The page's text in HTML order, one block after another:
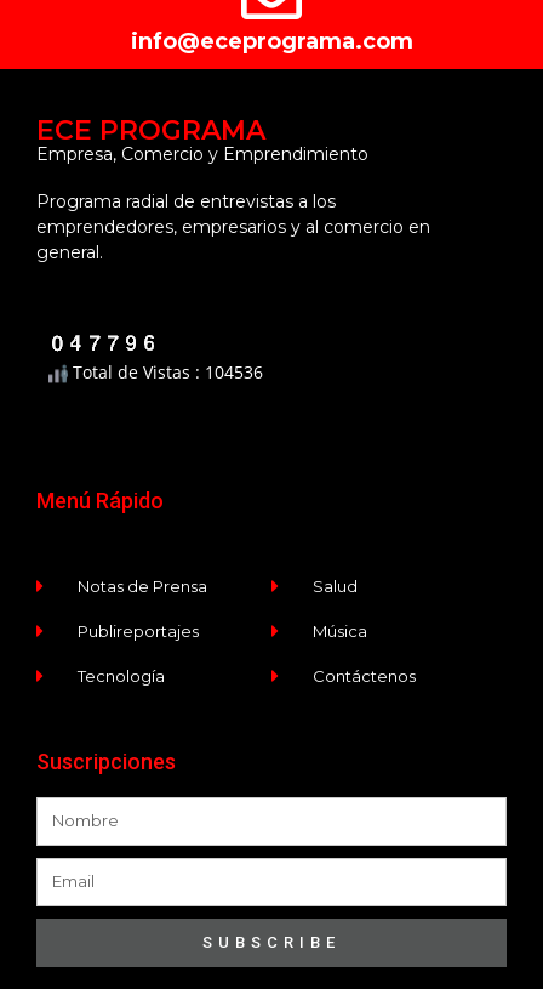
info@eceprograma.com
ECE PROGRAMA
Empresa, Comercio y Emprendimiento
Programa radial de entrevistas a los
emprendedores, empresarios y al comercio en
general.
Total de Vistas : 104536
Menú Rápido
Notas de Prensa
Publireportajes
Tecnología
Salud
Música
Contáctenos
Suscripciones
SUBSCRIBE